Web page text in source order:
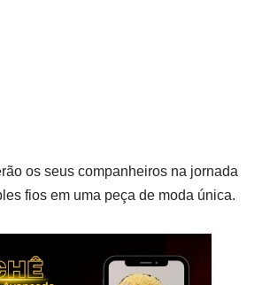
os seus companheiros na jornada
fios em uma peça de moda única.